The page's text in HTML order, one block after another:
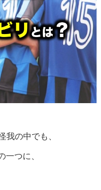
我の中でも、
一つに、